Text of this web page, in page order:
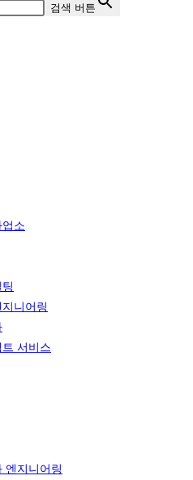
검색 버튼
소
니어링
서비스
엔지니어링